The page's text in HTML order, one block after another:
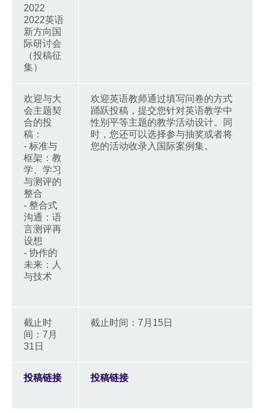
2022
2022英语
新方向国
际研讨会
（投稿征
集）
欢迎与大
会主题契
合的投
稿：
- 标准与
框架：教
学、学习
与测评的
整合
- 整合式
沟通：语
言测评再
设想
- 协作的
未来：人
与技术
欢迎英语教师通过填写问卷的方式
踊跃投稿，提交您针对英语教学中
性别平等主题的教学活动设计。同
时，您还可以选择参与抽奖或者将
您的活动收录入国际案例集。
截止时
间：7月
31日
截止时间：7月15日
投稿链接 投稿链接